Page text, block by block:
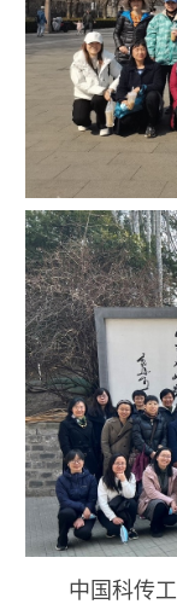
中国科传工